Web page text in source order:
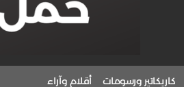
كاريكاتير ورسومات أقلام وآراء